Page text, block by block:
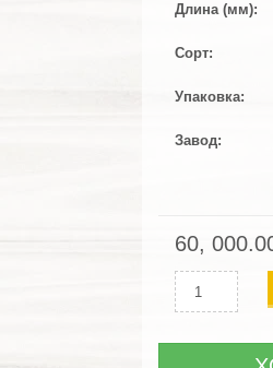
Длина (мм)
Сорт
Упаковка
Завод
60,
Количество